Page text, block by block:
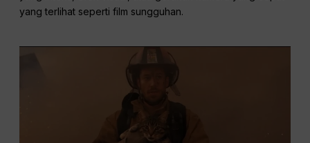
yang terlihat seperti film sungguhan.